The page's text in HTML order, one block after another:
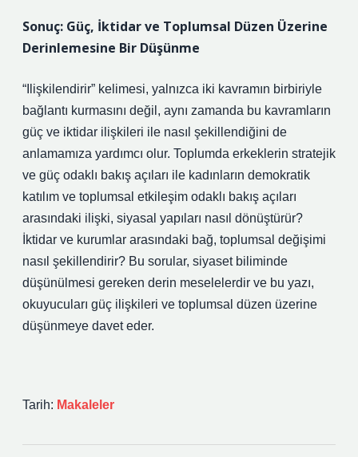
Sonuç: Güç, İktidar ve Toplumsal Düzen Üzerine
Derinlemesine Bir Düşünme
“Ilişkilendirir” kelimesi, yalnızca iki kavramın birbiriyle
bağlantı kurmasını değil, aynı zamanda bu kavramların
güç ve iktidar ilişkileri ile nasıl şekillendiğini de
anlamamıza yardımcı olur. Toplumda erkeklerin stratejik
ve güç odaklı bakış açıları ile kadınların demokratik
katılım ve toplumsal etkileşim odaklı bakış açıları
arasındaki ilişki, siyasal yapıları nasıl dönüştürür?
İktidar ve kurumlar arasındaki bağ, toplumsal değişimi
nasıl şekillendirir? Bu sorular, siyaset biliminde
düşünülmesi gereken derin meselelerdir ve bu yazı,
okuyucuları güç ilişkileri ve toplumsal düzen üzerine
düşünmeye davet eder.
Tarih: Makaleler